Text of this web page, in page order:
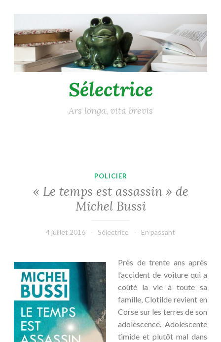
au
contenu
principal
Sélectrice
Ars longa, vita brevis
POLICIER
« Le temps est assassin » de
Michel Bussi
4 juillet 2016 Sélectrice En passant
Près de trente ans après
l’accident de voiture qui a
coûté la vie à toute sa
famille, Clotilde revient en
Corse sur les terres de son
adolescence. Adolescente
timide et plutôt mal dans